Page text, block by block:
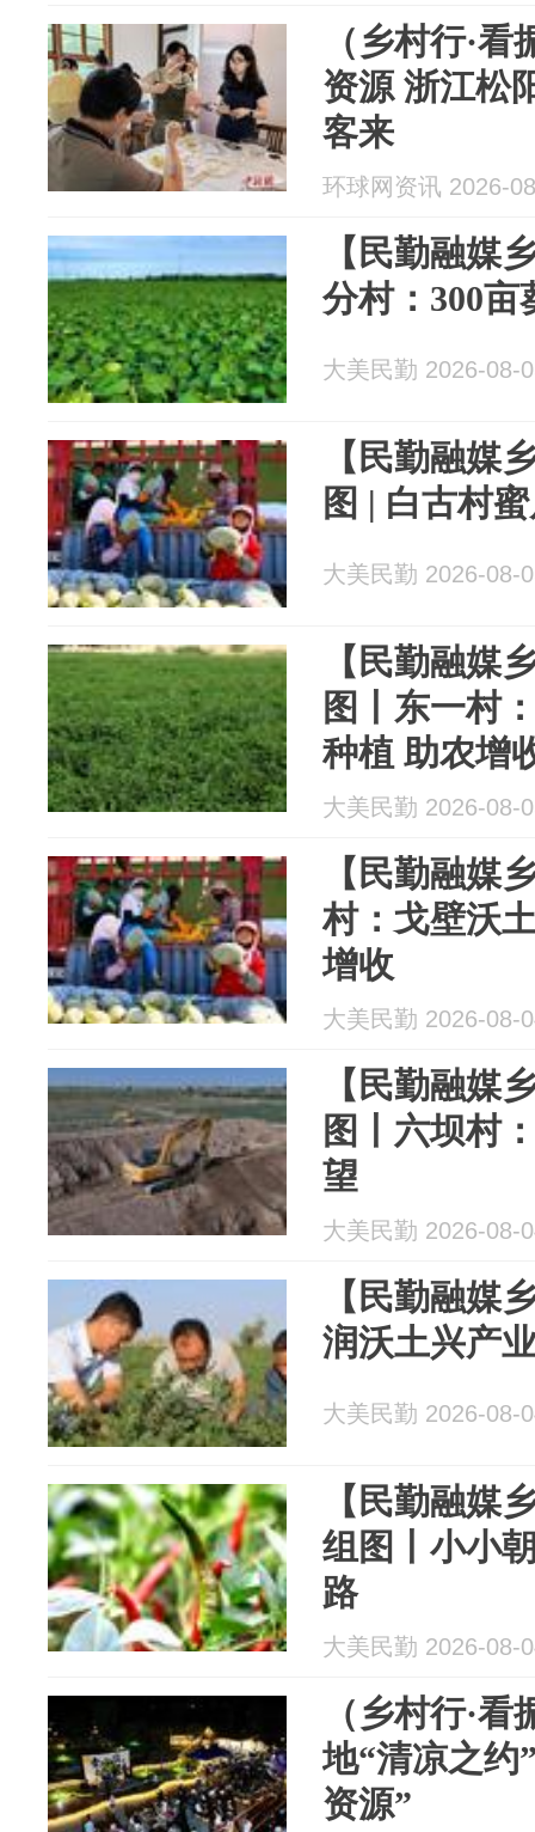
（乡村行·
资源 浙江松
客来
环球网资讯 2026-
【民勤融媒
分村：300亩
大美民勤 2026-08-
【民勤融媒
图 | 白古村
大美民勤 2026-08-
【民勤融媒
图丨东一村
种植 助农增
大美民勤 2026-08-
【民勤融媒
村：戈壁沃
增收
大美民勤 2026-08-
【民勤融媒
图丨六坝村
望
大美民勤 2026-08-
【民勤融媒
润沃土兴产
大美民勤 2026-08-
【民勤融媒
组图丨小小
路
大美民勤 2026-08-
（乡村行·
地“清凉之约
资源”